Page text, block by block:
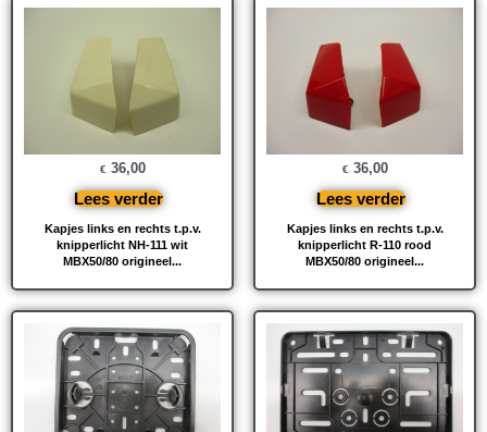
Kapjes links en rechts t.p.v.
knipperlicht NH-111 wit
MBX50/80 origineel...
€ 36,00
Lees verder
Kapjes links en rechts t.p.v.
knipperlicht R-110 rood
MBX50/80 origineel...
€ 36,00
Lees verder